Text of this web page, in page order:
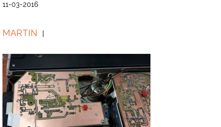
11-03-2016
MARTIN